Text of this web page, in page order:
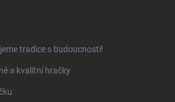
tradice s budoucností!
a kvalitní hračky